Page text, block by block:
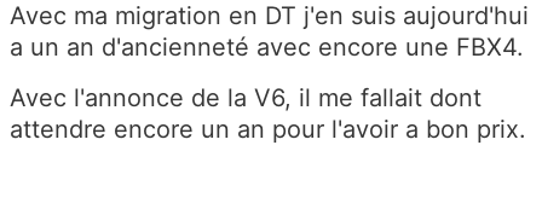
Avec ma migration en DT j'en suis aujourd'hui
a un an d'ancienneté avec encore une FBX4.
Avec l'annonce de la V6, il me fallait dont
attendre encore un an pour l'avoir a bon prix.